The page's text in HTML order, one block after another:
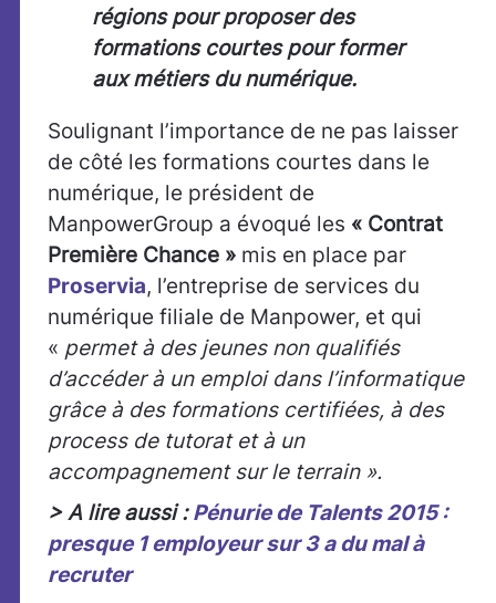
régions pour proposer des
formations courtes pour former
aux métiers du numérique.
Soulignant l’importance de ne pas laisser
de côté les formations courtes dans le
numérique, le président de
ManpowerGroup a évoqué les « Contrat
Première Chance » mis en place par
Proservia, l’entreprise de services du
numérique filiale de Manpower, et qui
« permet à des jeunes non qualifiés
d’accéder à un emploi dans l’informatique
grâce à des formations certifiées, à des
process de tutorat et à un
accompagnement sur le terrain ».
> A lire aussi :Pénurie de Talents 2015 :
presque 1 employeur sur 3 a du mal à
recruter